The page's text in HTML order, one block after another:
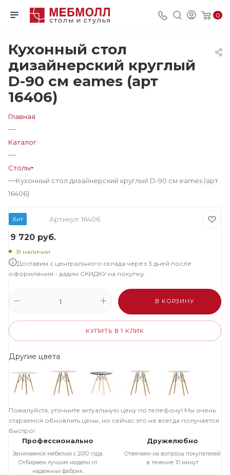
0
Кухонный стол
дизайнерский круглый
D-90 см eames (арт
16406)
Главная
—
Каталог
—
Столы
—Кухонный стол дизайнерский круглый D-90 см eames (арт
16406)
Хит Артикул: 16406
9 720 руб.
В наличии
Доставим с центрального склада через 3 дней после
оформления - дадим СКИДКУ на покупку.
В КОРЗИНУ
КУПИТЬ В 1 КЛИК
Другие цвета
Пожалуйста, уточните актуальную цену по телефону! Мы очень
стараемся обновлять цены, но сейчас это не всегда получается
быстро!
Профессионально
Занимаемся мебелью с 2010 года.
Отбираем лучшие модели от
надежных фабрик.
Дружелюбно
Отвечаем на вопросы покупателей
в течение 10 минут